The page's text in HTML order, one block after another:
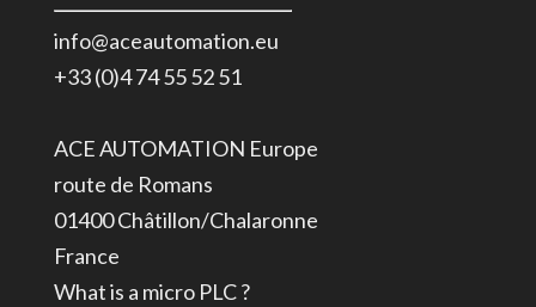
Non
relié
masse
8m
info@aceautomation.eu
+33 (0)4 74 55 52 51
ACE AUTOMATION Europe
route de Romans
01400 Châtillon/Chalaronne
France
What is a micro PLC ?